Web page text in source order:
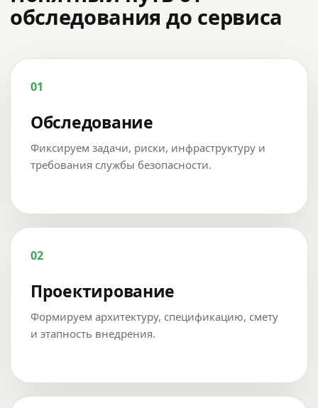
обследования до сервиса
01
Обследование
Фиксируем задачи, риски, инфраструктуру и
требования службы безопасности.
02
Проектирование
Формируем архитектуру, спецификацию, смету
и этапность внедрения.